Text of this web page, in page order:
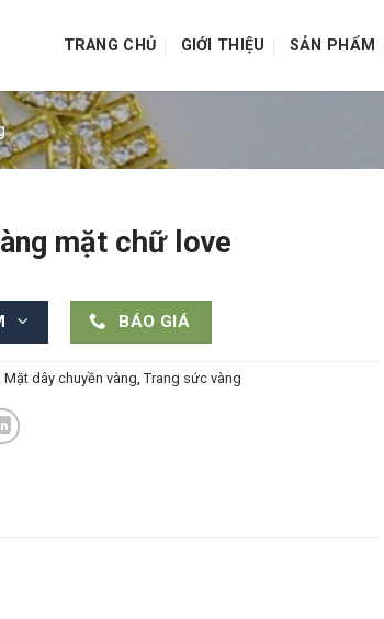
TRANG CHỦ GIỚI THIỆU SẢN PHẨM
mặt chữ love
BÁO GIÁ
,Mặt dây chuyền vàng ,Trang sức vàng